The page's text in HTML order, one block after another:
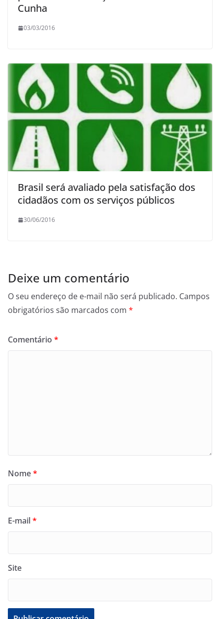
Cunha
03/03/2016
Brasil será avaliado pela satisfação dos
cidadãos com os serviços públicos
30/06/2016
Deixe um comentário
O seu endereço de e-mail não será publicado. Campos
obrigatórios são marcados com *
Comentário *
Nome*
E-mail*
Site